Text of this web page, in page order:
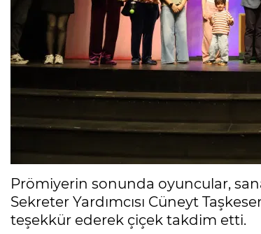
Prömiyerin sonunda oyuncular,
Sekreter Yardımcısı Cüneyt
teşekkür ederek çiçek takdim etti.